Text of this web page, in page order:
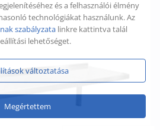
és a felhasználói élmény
technológiákat használunk. Az
szabályzata linkre kattintva talál
lehetőséget.
változtatása
Megértettem